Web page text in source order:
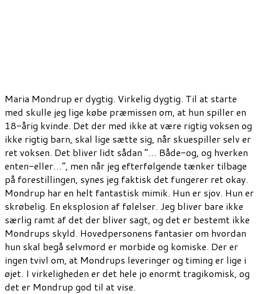
Maria Mondrup er dygtig. Virkelig dygtig. Til at starte
med skulle jeg lige købe præmissen om, at hun spiller en
18-årig kvinde. Det der med ikke at være rigtig voksen og
ikke rigtig barn, skal lige sætte sig, når skuespiller selv er
ret voksen. Det bliver lidt sådan ”… Både-og, og hverken
enten-eller…”, men når jeg efterfølgende tænker tilbage
på forestillingen, synes jeg faktisk det fungerer ret okay.
Mondrup har en helt fantastisk mimik. Hun er sjov. Hun er
skrøbelig. En eksplosion af følelser. Jeg bliver bare ikke
særlig ramt af det der bliver sagt, og det er bestemt ikke
Mondrups skyld. Hovedpersonens fantasier om hvordan
hun skal begå selvmord er morbide og komiske. Der er
ingen tvivl om, at Mondrups leveringer og timing er lige i
øjet. I virkeligheden er det hele jo enormt tragikomisk, og
det er Mondrup god til at vise.